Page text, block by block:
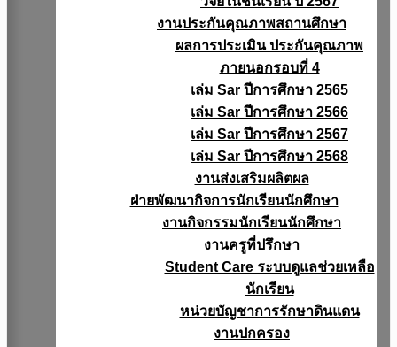
งานประกันคุณภาพสถานศึกษา
ผลการประเมิน ประกันคุณภาพ
ภายนอกรอบที่ 4
เล่ม Sar ปีการศึกษา 2565
เล่ม Sar ปีการศึกษา 2566
เล่ม Sar ปีการศึกษา 2567
เล่ม Sar ปีการศึกษา 2568
งานส่งเสริมผลิตผล
ฝ่ายพัฒนากิจการนักเรียนนักศึกษา
งานกิจกรรมนักเรียนนักศึกษา
งานครูที่ปรึกษา
Student Care ระบบดูแลช่วยเหลือ
นักเรียน
หน่วยบัญชาการรักษาดินแดน
งานปกครอง